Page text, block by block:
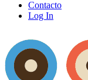
Contacto
Log In